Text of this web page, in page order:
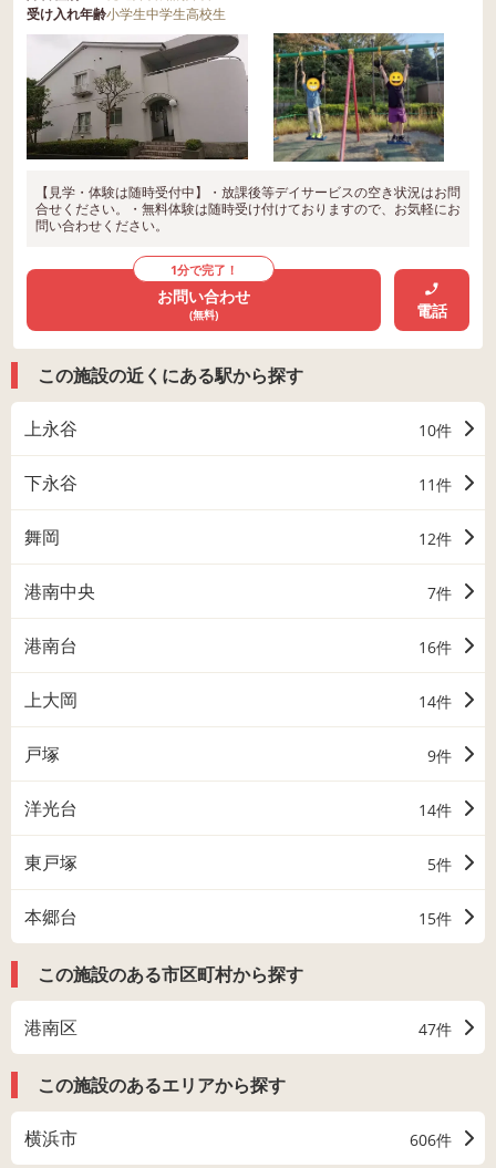
受け入れ年齢小学生中学生高校生
【見学・体験は随時受付中】・放課後等デイサービスの空き状況はお問
合せください。・無料体験は随時受け付けておりますので、お気軽にお
問い合わせください。
1分で完了！
お問い合わせ
(無料) 電話
この施設の近くにある駅から探す
上永谷 10件
下永谷 11件
舞岡 12件
港南中央 7件
港南台 16件
上大岡 14件
戸塚 9件
洋光台 14件
東戸塚 5件
本郷台 15件
この施設のある市区町村から探す
港南区 47件
この施設のあるエリアから探す
横浜市 606件